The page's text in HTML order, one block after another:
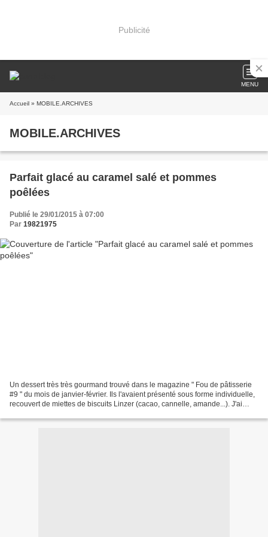
Publicité
MENU
Accueil » MOBILE.ARCHIVES
MOBILE.ARCHIVES
Parfait glacé au caramel salé et pommes
poêlées
Publié le 29/01/2015 à 07:00
Par 19821975
Un dessert très très gourmand trouvé dans le magazine " Fou de pâtisserie
#9 " du mois de janvier-février. Ils l'avaient présenté sous forme individuelle,
recouvert de miettes de biscuits Linzer (cacao, cannelle, amande...). J'ai